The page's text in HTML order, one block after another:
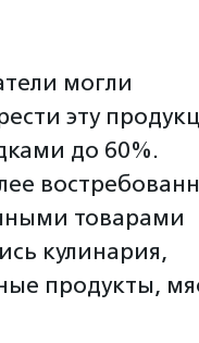
могли
эту
до 60%.
товарами
кулинария,
продукты,